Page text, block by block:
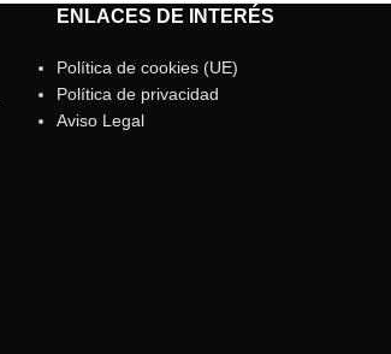
ENLACES DE INTERÉS
Política de cookies (UE)
Política de privacidad
Aviso Legal